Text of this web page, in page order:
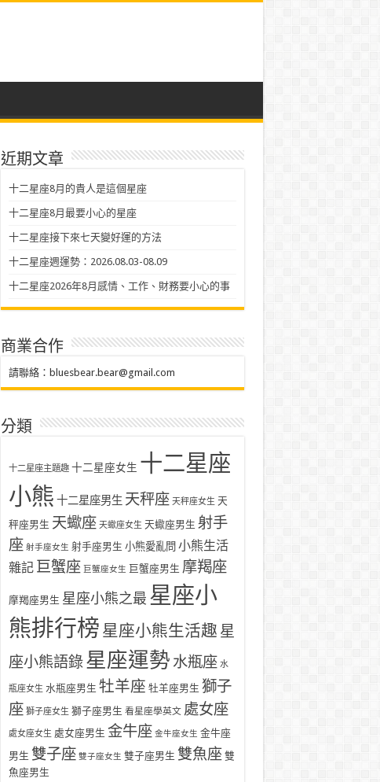
近期文章
十二星座8月的貴人是這個星座
十二星座8月最要小心的星座
十二星座接下來七天變好運的方法
十二星座週運勢：2026.08.03-08.09
十二星座2026年8月感情、工作、財務要小心的事
商業合作
請聯絡： bluesbear.bear@gmail.com
分類
十二星座主題趣 十二星座女生 十二星座
小熊 十二星座男生 天秤座 天秤座女生 天
秤座男生 天蠍座 天蠍座女生 天蠍座男生 射手
座 射手座女生 射手座男生 小熊愛亂問 小熊生活
雜記 巨蟹座 巨蟹座女生 巨蟹座男生 摩羯座
摩羯座男生 星座小熊之最 星座小
熊排行榜 星座小熊生活趣 星
座小熊語錄星座運勢 水瓶座 水
瓶座女生 水瓶座男生 牡羊座 牡羊座男生 獅子
座 獅子座女生 獅子座男生 看星座學英文 處女座
處女座女生 處女座男生 金牛座 金牛座女生 金牛座
男生 雙子座 雙子座女生 雙子座男生 雙魚座 雙
魚座男生